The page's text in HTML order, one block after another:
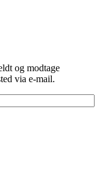
og modtage
via e-mail.